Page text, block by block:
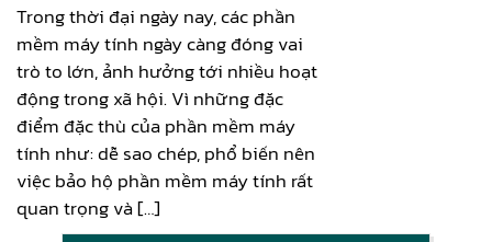
Trong thời đại ngày nay, các phần
mềm máy tính ngày càng đóng vai
trò to lớn, ảnh hưởng tới nhiều hoạt
động trong xã hội. Vì những đặc
điểm đặc thù của phần mềm máy
tính như: dễ sao chép, phổ biến nên
việc bảo hộ phần mềm máy tính rất
quan trọng và […]